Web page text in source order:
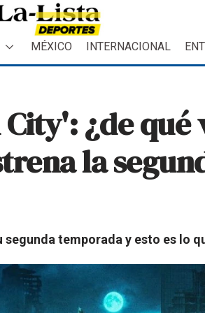
MÉXICO INTERNACIONAL
City': ¿de
la
temporada y esto es lo